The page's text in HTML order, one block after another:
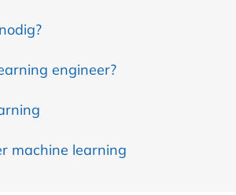
engineer?
machine learning